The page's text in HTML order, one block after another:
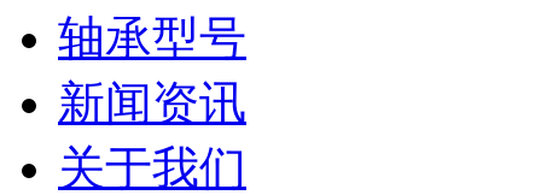
轴承型号
新闻资讯
关于我们